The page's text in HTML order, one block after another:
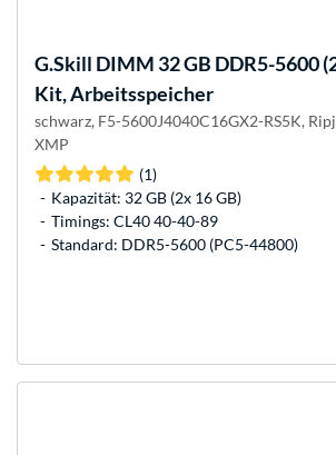
G.Skill DIMM 32 GB DDR5-5600
Kit, Arbeitsspeicher
schwarz, F5-5600J4040C16GX2-RS5K,
XMP
(1)
Kapazität: 32 GB (2x 16 GB)
Timings: CL40 40-40-89
Standard: DDR5-5600 (PC5-44800)